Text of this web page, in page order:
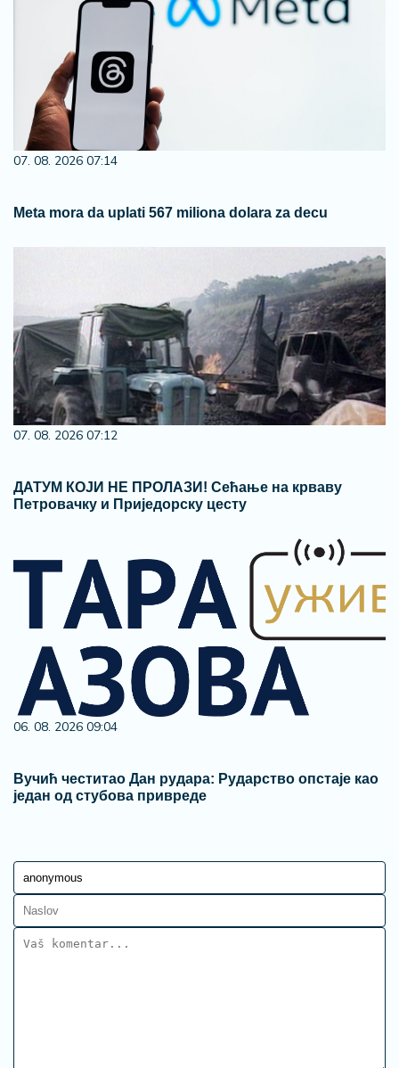
07. 08. 2026 07:14
Meta mora da uplati 567 miliona dolara za decu
07. 08. 2026 07:12
ДАТУМ КОЈИ НЕ ПРОЛАЗИ! Сећање на крваву
Петровачку и Приједорску цесту
06. 08. 2026 09:04
Вучић честитао Дан рудара: Рударство опстаје као
један од стубова привреде